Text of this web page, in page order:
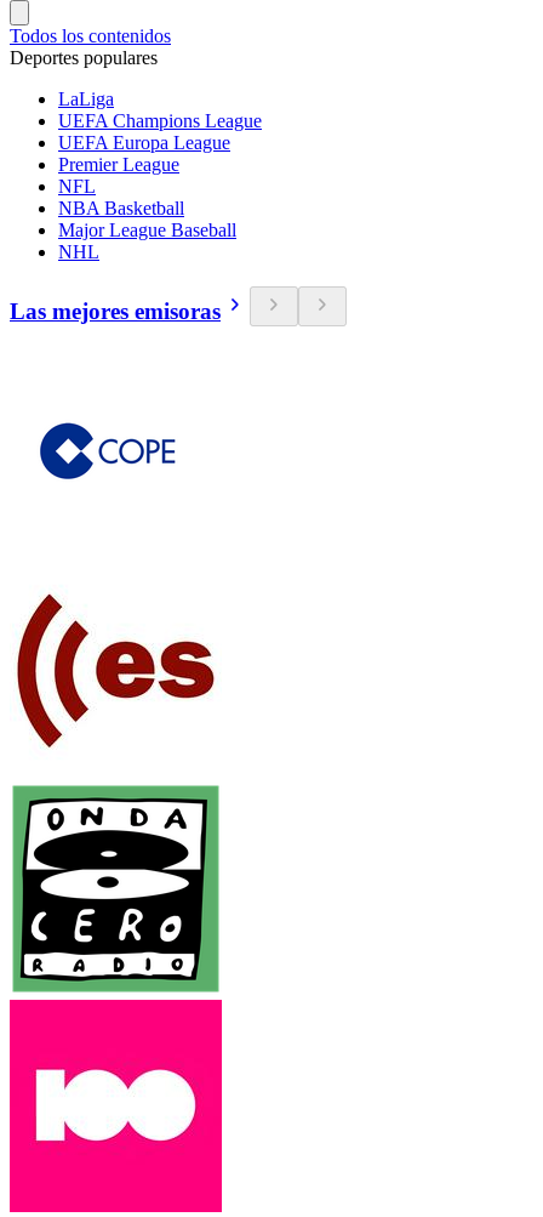
Todos los contenidos
Deportes populares
LaLiga
UEFA Champions League
UEFA Europa League
Premier League
NFL
NBA Basketball
Major League Baseball
NHL
Las mejores emisoras